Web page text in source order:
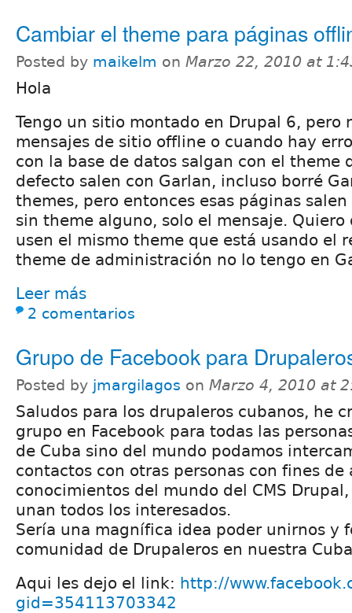
Cambiar el theme para páginas
Posted by maikelm on Marzo 22, 2010 at
Hola
Tengo un sitio montado en Drupal 6, pero
mensajes de sitio offline o cuando hay
con la base de datos salgan con el theme
defecto salen con Garlan, incluso borré
themes, pero entonces esas páginas
sin theme alguno, solo el mensaje. Quiero
usen el mismo theme que está usando el
theme de administración no lo tengo en
Leer más
2 comentarios
Grupo de Facebook para
Posted by jmargilagos on Marzo 4, 2010 at
Saludos para los drupaleros cubanos, he
grupo en Facebook para todas las
de Cuba sino del mundo podamos
contactos con otras personas con fines
conocimientos del mundo del CMS
unan todos los interesados.
Sería una magnífica idea poder unirnos y
comunidad de Drupaleros en nuestra
Aqui les dejo el link: http://
gid=354113703342